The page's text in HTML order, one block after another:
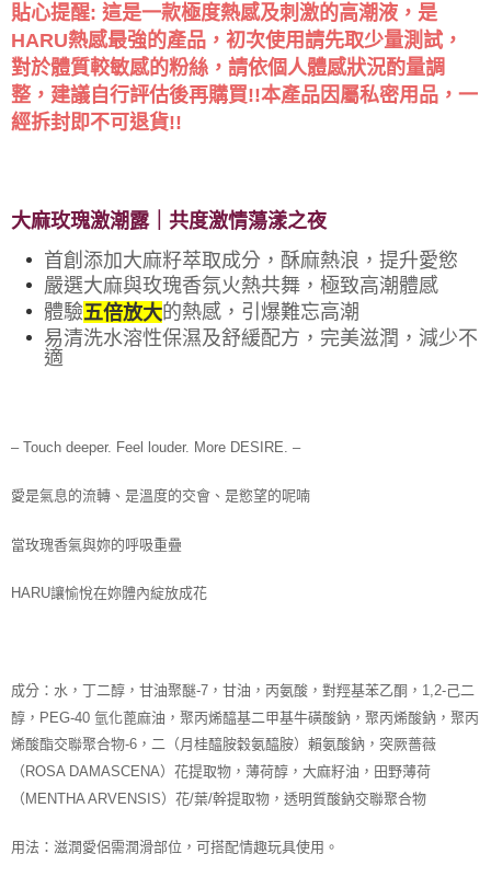
貼心提醒: 這是一款極度熱感及刺激的高潮液，是
HARU熱感最強的產品，初次使用請先取少量測試，
對於體質較敏感的粉絲，請依個人體感狀況酌量調
整，建議自行評估後再購買!!本產品因屬私密用品，一
經拆封即不可退貨!!
大麻玫瑰激潮露｜共度激情蕩漾之夜
首創添加大麻籽萃取成分，酥麻熱浪，提升愛慾
嚴選大麻與玫瑰香氛火熱共舞，極致高潮體感
體驗五倍放大的熱感，引爆難忘高潮
易清洗水溶性保濕及舒緩配方，完美滋潤，減少不
適
– Touch deeper. Feel louder. More DESIRE. –
愛是氣息的流轉、是溫度的交會、是慾望的呢喃
當玫瑰香氣與妳的呼吸重疊
HARU讓愉悅在妳體內綻放成花
成分： 水，丁二醇，甘油聚醚-7，甘油，丙氨酸，對羥基苯乙酮，1,2-己二
醇，PEG-40 氫化蓖麻油，聚丙烯醯基二甲基牛磺酸鈉，聚丙烯酸鈉，聚丙
烯酸酯交聯聚合物-6，二（月桂醯胺穀氨醯胺）賴氨酸鈉，突厥薔薇
（ROSA DAMASCENA）花提取物，薄荷醇，大麻籽油，田野薄荷
（MENTHA ARVENSIS）花/葉/幹提取物，透明質酸鈉交聯聚合物
用法：滋潤愛侶需潤滑部位，可搭配情趣玩具使用。